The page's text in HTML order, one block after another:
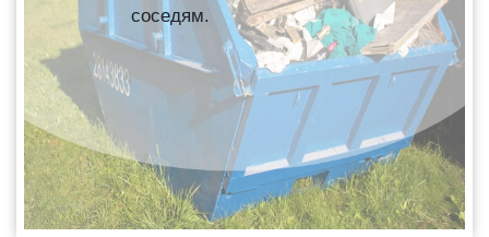
соседям.